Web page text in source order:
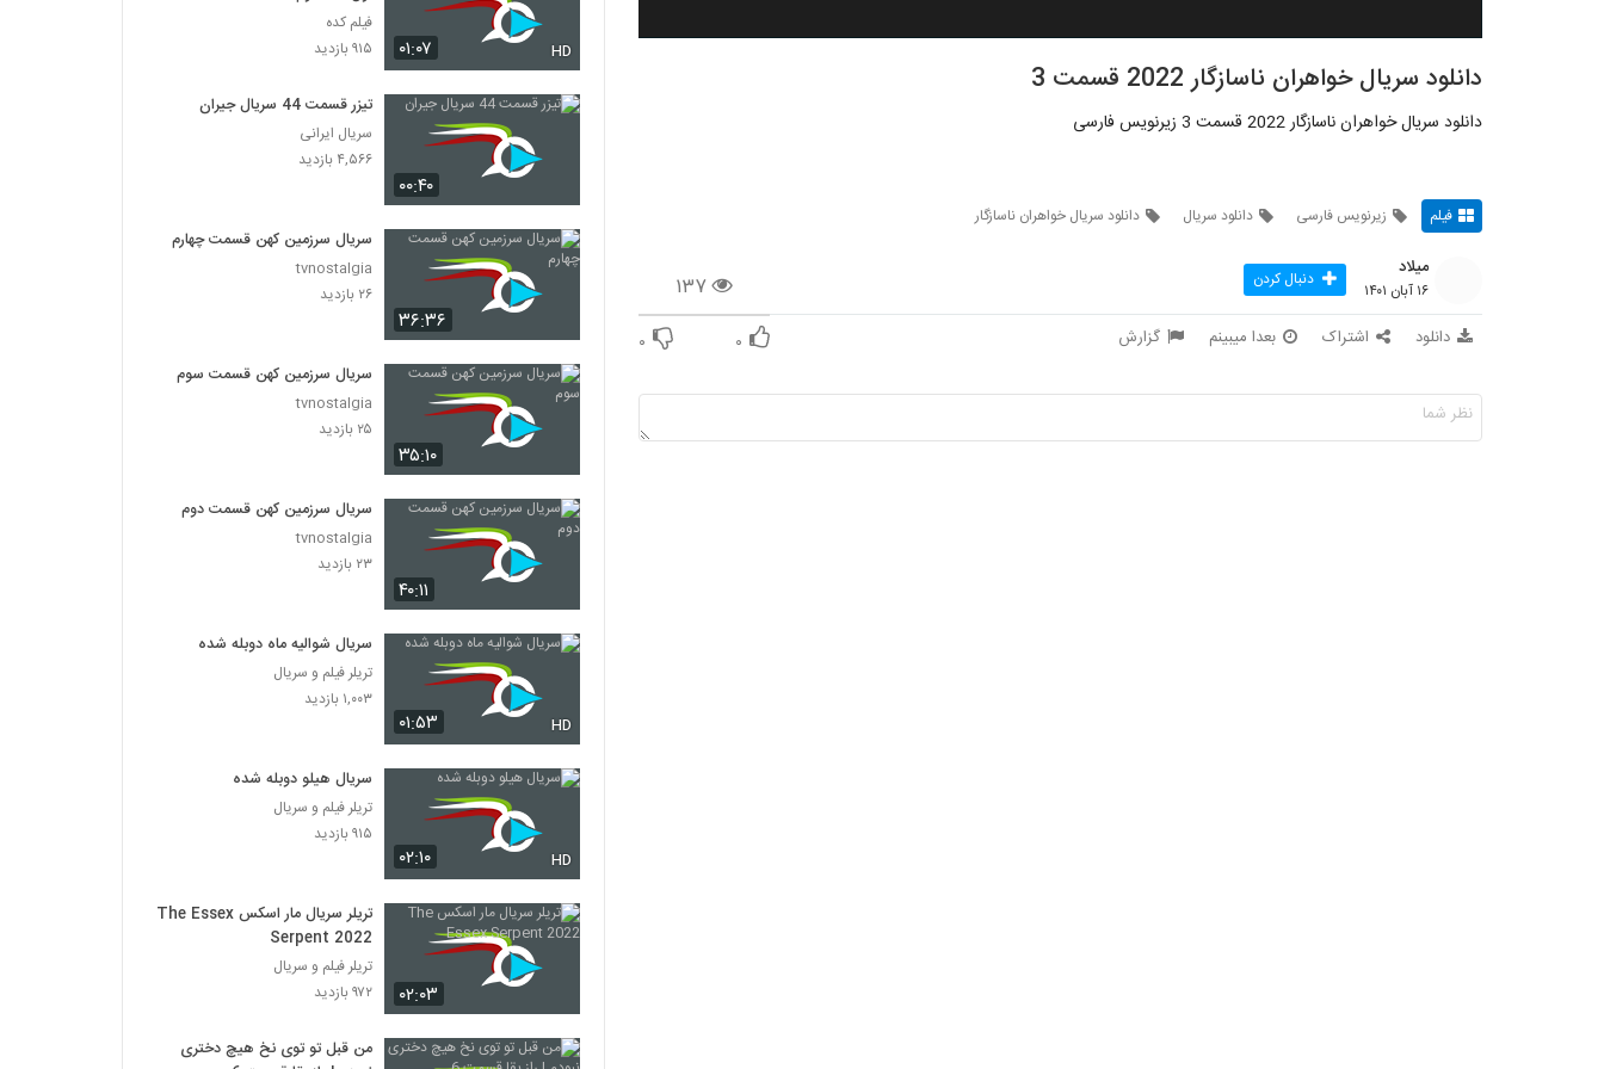
دانلود سریال خواهران ناسازگار 2022 قسمت 3
دانلود سریال خواهران ناسازگار 2022 قسمت 3 زیرنویس فارسی
فیلم زیرنویس فارسی دانلود سریال دانلود سریال خواهران ناسازگار
۱۳۷
میلاد
۱۶ آبان ۱۴۰۱ دنبال کردن
دانلود اشتراک بعدا میبینم گزارش ۰ ۰
۰۱:۰۷ HD
فیلم کده
۹۱۵ بازدید
۰۰:۴۰
تیزر قسمت 44 سریال جیران
سریال ایرانی
۴,۵۶۶ بازدید
۳۶:۳۶
سریال سرزمین کهن قسمت چهارم
tvnostalgia
۲۶ بازدید
۳۵:۱۰
سریال سرزمین کهن قسمت سوم
tvnostalgia
۲۵ بازدید
۴۰:۱۱
سریال سرزمین کهن قسمت دوم
tvnostalgia
۲۳ بازدید
۰۱:۵۳ HD
سریال شوالیه ماه دوبله شده
تریلر فیلم و سریال
۱,۰۰۳ بازدید
۰۲:۱۰ HD
سریال هیلو دوبله شده
تریلر فیلم و سریال
۹۱۵ بازدید
۰۲:۰۳
تریلر سریال مار اسکس The Essex
Serpent 2022
تریلر فیلم و سریال
۹۷۲ بازدید
من قبل تو توی نخ هیچ دختری